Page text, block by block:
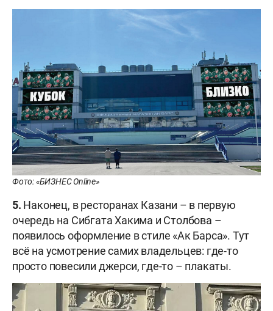
Фото: «БИЗНЕС Online»
5. Наконец, в ресторанах Казани – в первую
очередь на Сибгата Хакима и Столбова –
появилось оформление в стиле «Ак Барса». Тут
всё на усмотрение самих владельцев: где-то
просто повесили джерси, где-то – плакаты.